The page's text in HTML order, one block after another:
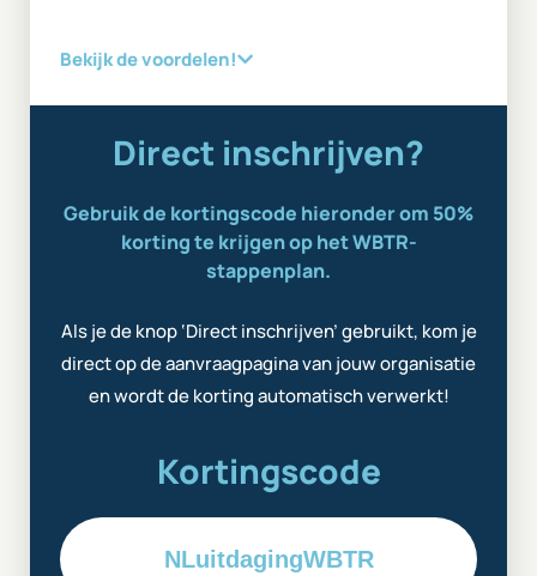
Bekijk de voordelen!
Direct inschrijven?
Gebruik de kortingscode hieronder om 50%
korting te krijgen op het WBTR-
stappenplan.
Als je de knop ‘Direct inschrijven’ gebruikt, kom je
direct op de aanvraagpagina van jouw organisatie
en wordt de korting automatisch verwerkt!
Kortingscode
NLuitdagingWBTR